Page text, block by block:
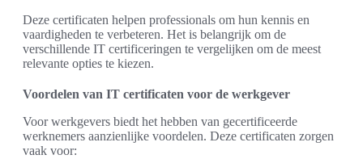
Deze certificaten helpen professionals om hun kennis en
vaardigheden te verbeteren. Het is belangrijk om de
verschillende IT certificeringen te vergelijken om de meest
relevante opties te kiezen.
Voordelen van IT certificaten voor de werkgever
Voor werkgevers biedt het hebben van gecertificeerde
werknemers aanzienlijke voordelen. Deze certificaten zorgen
vaak voor: